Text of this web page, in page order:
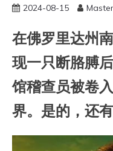
2024-08-15
在佛罗里达州
现一只断胳膊
馆稽查员被卷
界。是的，还